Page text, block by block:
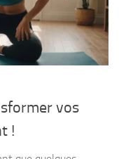
vos
!